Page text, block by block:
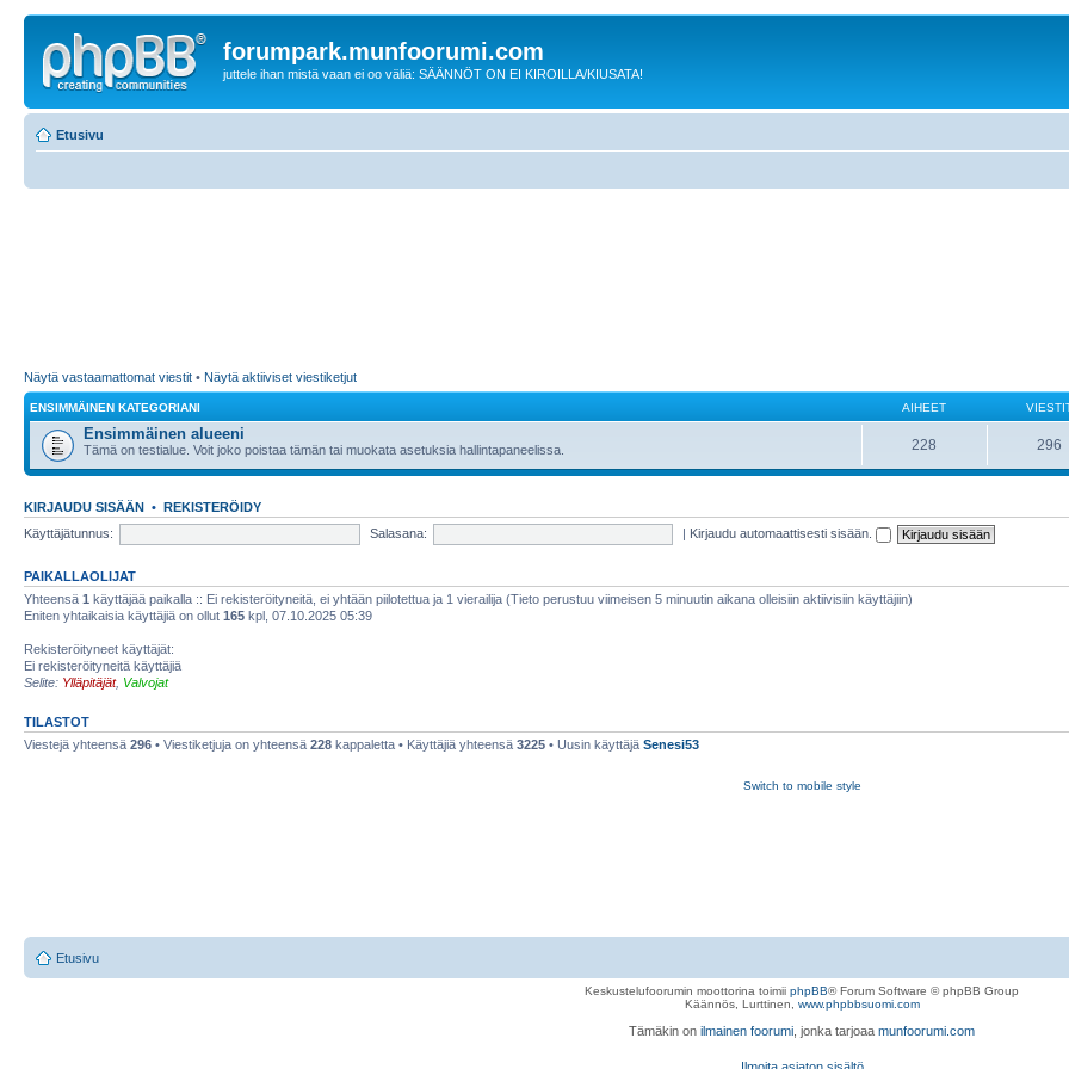
forumpark.munfoorumi.com
juttele ihan mistä vaan ei oo väliä: SÄÄNNÖT ON EI KIROILLA/KIUSATA!
Etusivu
Näytä vastaamattomat viestit • Näytä aktiiviset viestiketjut
ENSIMMÄINEN KATEGORIANI AIHEET
Ensimmäinen alueeni
Tämä on testialue. Voit joko poistaa tämän tai muokata asetuksia hallintapaneelissa. 228 296
KIRJAUDU SISÄÄN • REKISTERÖIDY
Käyttäjätunnus:
Salasana: | Kirjaudu automaattisesti sisään.
PAIKALLAOLIJAT
Yhteensä 1 käyttäjää paikalla :: Ei rekisteröityneitä, ei yhtään piilotettua ja 1 vierailija (Tieto perustuu viimeisen 5 minuutin aikana olleisiin aktiivisiin käyttäjiin)
Eniten yhtaikaisia käyttäjiä on ollut 165 kpl, 07.10.2025 05:39
Rekisteröityneet käyttäjät:
Ei rekisteröityneitä käyttäjiä
Selite: Ylläpitäjät, Valvojat
TILASTOT
Viestejä yhteensä 296 • Viestiketjuja on yhteensä 228 kappaletta • Käyttäjiä yhteensä 3225 • Uusin käyttäjä Senesi53
Switch to mobile style
Etusivu
Keskustelufoorumin moottorina toimii phpBB® Forum Software © phpBB Group
Käännös, Lurttinen, www.phpbbsuomi.com
Tämäkin on ilmainen foorumi , jonka tarjoaa munfoorumi.com